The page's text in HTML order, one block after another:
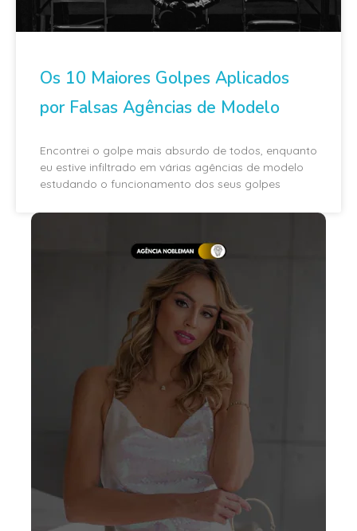
Os 10 Maiores Golpes Aplicados
por Falsas Agências de Modelo
Encontrei o golpe mais absurdo de todos, enquanto
eu estive infiltrado em várias agências de modelo
estudando o funcionamento dos seus golpes